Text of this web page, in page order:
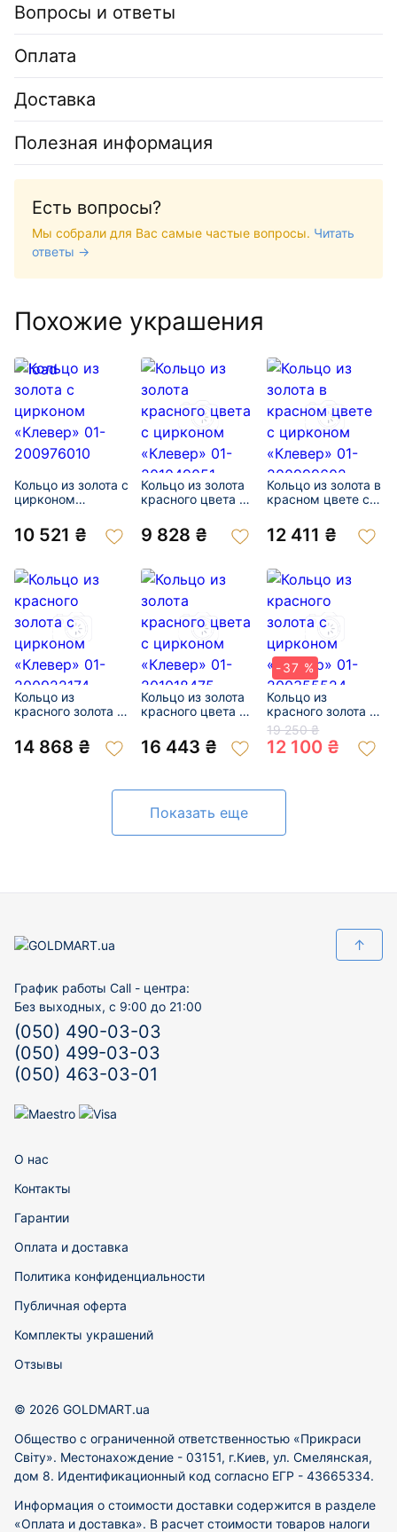
Вопросы и ответы
Оплата
Доставка
Полезная информация
Есть вопросы?
Мы собрали для Вас самые частые вопросы. Читать
ответы →
Похожие украшения
Кольцо из золота с
цирконом
200976010
10 521 ₴
Кольцо из золота
красного цвета с
«Клевер» 01-
201049051
9 828 ₴
Кольцо из золота в
красном цвете с
«Клевер» 01-
200999602
12 411 ₴
Кольцо из
красного золота с
«Клевер» 01-
200922174
14 868 ₴
Кольцо из золота
красного цвета с
«Клевер» 01-
201018475
16 443 ₴
-37 %
Кольцо из
красного золота с
цирконом
«Клевер» 01-
200355524
19 250 ₴
12 100 ₴
Показать еще
↑
График работы Call - центра:
Без выходных, с 9:00 до 21:00
(050) 490-03-03
(050) 499-03-03
(050) 463-03-01
О нас
Контакты
Гарантии
Оплата и доставка
Политика конфиденциальности
Публичная оферта
Комплекты украшений
Отзывы
© 2026 GOLDMART.ua
Общество с ограниченной ответственностью «Прикраси
Світу». Местонахождение - 03151, г.Киев, ул. Смелянская,
дом 8. Идентификационный код согласно ЕГР - 43665334.
Информация о стоимости доставки содержится в разделе
«Оплата и доставка». В расчет стоимости товаров налоги